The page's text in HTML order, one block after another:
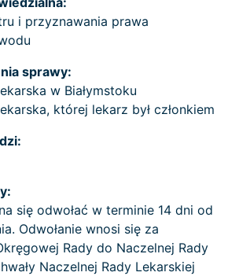
i przyznawania prawa
sprawy:
w Białymstoku
której lekarz był członkiem
się odwołać w terminie 14 dni od
Odwołanie wnosi się za
Rady do Naczelnej Rady
Naczelnej Rady Lekarskiej